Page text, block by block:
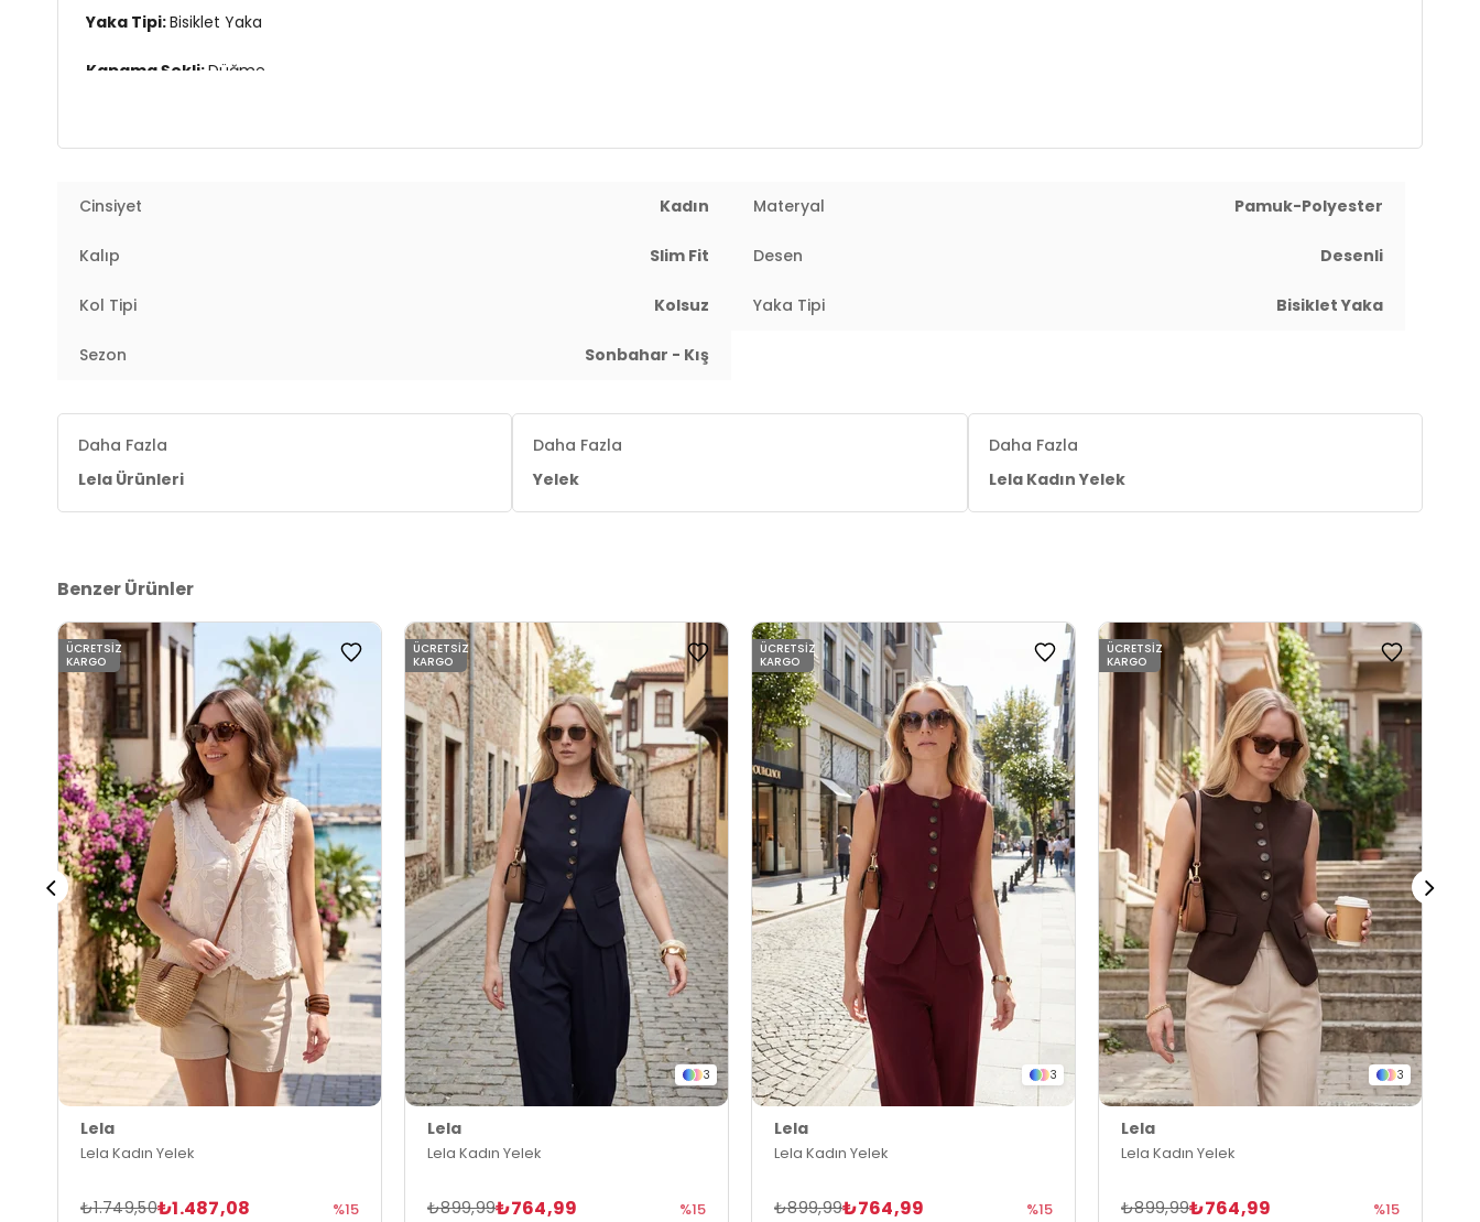
Yaka Tipi:Bisiklet Yaka
Kapama Şekli:Düğme
Manken Bedeni: Boy : 177 cm / Göğüs : 88 cm / Bel : 60 cm / Basen : 91 cm / Beden : S
Yaş Grubu:
Menşei:
Cinsiyet Kadın Materyal Pamuk-Polyester
Kalıp Slim Fit Desen Desenli
Kol Tipi Kolsuz Yaka Tipi Bisiklet Yaka
Sezon Sonbahar - Kış
Daha Fazla
Lela Ürünleri
Daha Fazla
Yelek
Daha Fazla
Lela Kadın Yelek
Benzer Ürünler
Lela
Lela Kadın Yelek
₺1.487,08
₺1.749,50 %15
ÜCRETSIZ
KARGO
3
Lela
Lela Kadın Yelek
₺764,99
₺899,99 %15
ÜCRETSIZ
KARGO
3
Lela
Lela Kadın Yelek
₺764,99
₺899,99 %15
ÜCRETSIZ
KARGO
3
Lela
Lela Kadın Yelek
₺764,99
₺899,99 %15
ÜCRETSIZ
KARGO